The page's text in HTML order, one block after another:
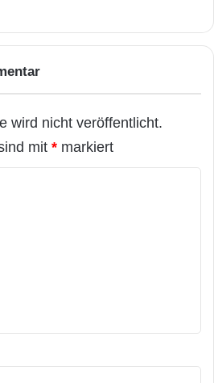
wird nicht veröffentlicht.
mit * markiert